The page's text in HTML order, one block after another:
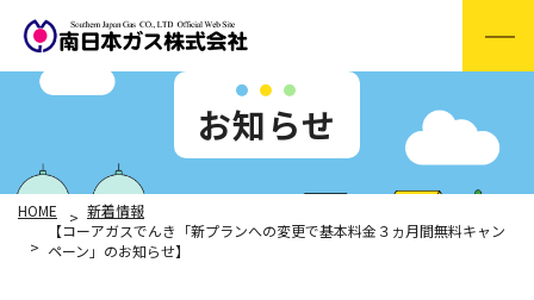
お知らせ
HOME
新着情報
【コーアガスでんき「新プランへの変更で基本料金３ヵ月間無料キャン
ペーン」のお知らせ】